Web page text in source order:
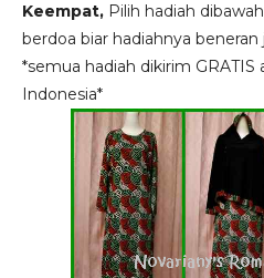
Keempat, Pilih hadiah
berdoa biar hadiahnya beneran
*semua hadiah dikirim
Indonesia*